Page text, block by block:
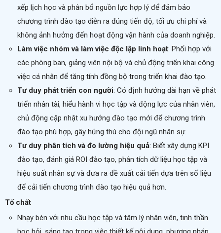
xếp lịch học và phân bổ nguồn lực hợp lý để đảm bảo
chương trình đào tạo diễn ra đúng tiến độ, tối ưu chi phí và
không ảnh hưởng đến hoạt động vận hành của doanh nghiệp.
Làm việc nhóm và làm việc độc lập linh hoạt: Phối hợp với
các phòng ban, giảng viên nội bộ và chủ động triển khai công
việc cá nhân để tăng tính đồng bộ trong triển khai đào tạo.
Tư duy phát triển con người: Có định hướng dài hạn về phát
triển nhân tài, hiểu hành vi học tập và động lực của nhân viên,
chủ động cập nhật xu hướng đào tạo mới để chương trình
đào tạo phù hợp, gây hứng thú cho đội ngũ nhân sự.
Tư duy phân tích và đo lường hiệu quả: Biết xây dựng KPI
đào tạo, đánh giá ROI đào tạo, phân tích dữ liệu học tập và
hiệu suất nhân sự và đưa ra đề xuất cải tiến dựa trên số liệu
để cải tiến chương trình đào tạo hiệu quả hơn.
Tố chất
Nhạy bén với nhu cầu học tập và tâm lý nhân viên, tinh thần